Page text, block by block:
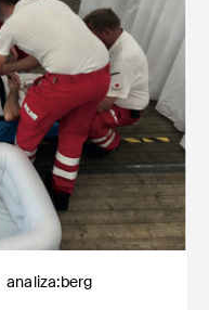
analiza:berg